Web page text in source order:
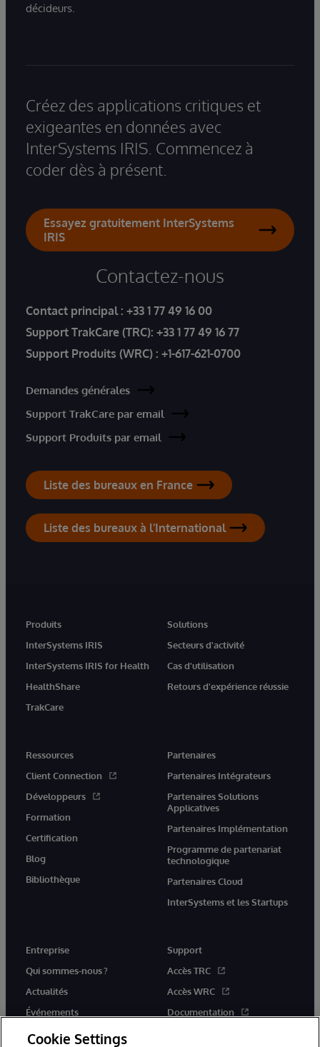
décideurs.
Créez des applications critiques et
exigeantes en données avec
InterSystems IRIS. Commencez à
coder dès à présent.
Essayez gratuitement InterSystems
IRIS
Contactez-nous
Contact principal : +33 1 77 49 16 00
Support TrakCare (TRC): +33 1 77 49 16 77
Support Produits (WRC) : +1-617-621-0700
Demandes générales
Support TrakCare par email
Support Produits par email
Liste des bureaux en France
Liste des bureaux à l'International
Produits
InterSystems IRIS
InterSystems IRIS for Health
HealthShare
TrakCare
Solutions
Secteurs d'activité
Cas d'utilisation
Retours d'expérience réussie
Ressources
Client Connection
Développeurs
Formation
Certification
Blog
Bibliothèque
Partenaires
Partenaires Intégrateurs
Partenaires Solutions
Applicatives
Partenaires Implémentation
Programme de partenariat
technologique
Partenaires Cloud
InterSystems et les Startups
Entreprise
Qui sommes-nous ?
Actualités
Événements
Rejoignez-nous
Support
Accès TRC
Accès WRC
Documentation
Cookie Settings